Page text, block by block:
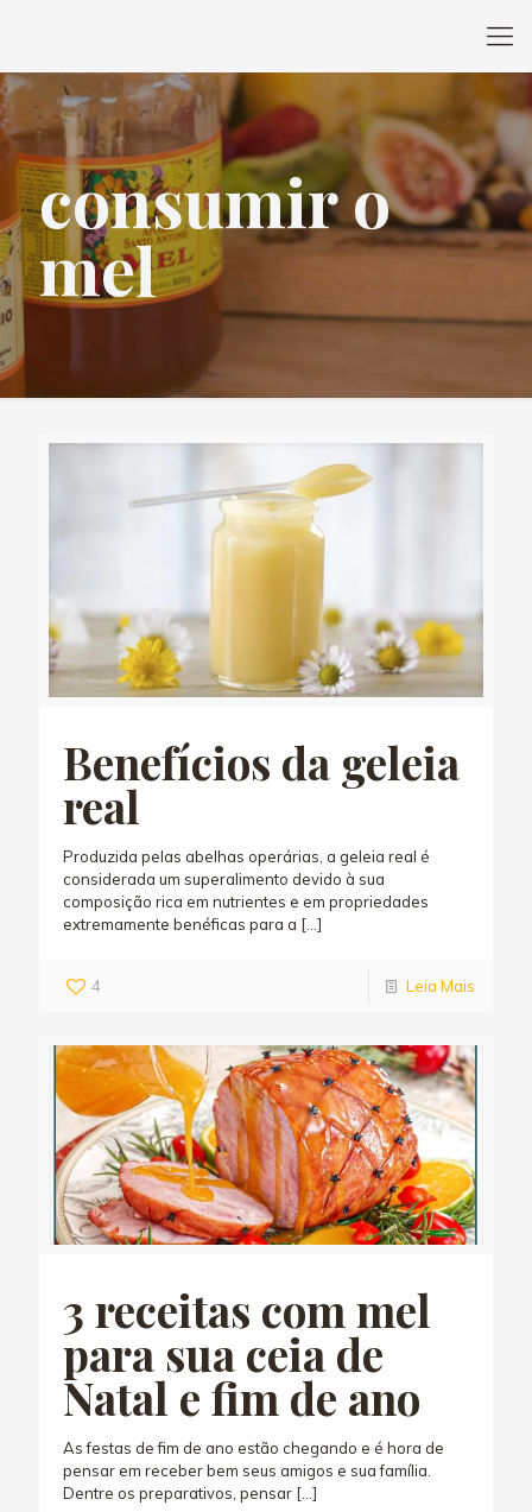
consumir o
mel
Benefícios da geleia
real
Produzida pelas abelhas operárias, a geleia real é
considerada um superalimento devido à sua
composição rica em nutrientes e em propriedades
extremamente benéficas para a […]
4 Leia Mais
3 receitas com mel
para sua ceia de
Natal e fim de ano
As festas de fim de ano estão chegando e é hora de
pensar em receber bem seus amigos e sua família.
Dentre os preparativos, pensar […]